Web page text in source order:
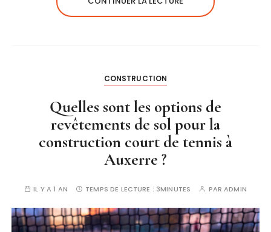
CONSTRUCTION
Quelles sont les options de
revêtements de sol pour la
construction court de tennis à
Auxerre ?
IL Y A 1 AN TEMPS DE LECTURE : 3MINUTES PARADMIN